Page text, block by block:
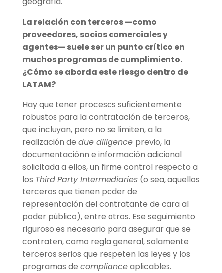
La relación con terceros —como
proveedores, socios comerciales y
agentes— suele ser un punto crítico en
muchos programas de cumplimiento.
¿Cómo se aborda este riesgo dentro de
LATAM?
Hay que tener procesos suficientemente
robustos para la contratación de terceros,
que incluyan, pero no se limiten, a la
realización de due diligence previo, la
documentaciónn e información adicional
solicitada a ellos, un firme control respecto a
los Third Party Intermediaries(o sea, aquellos
terceros que tienen poder de
representación del contratante de cara al
poder público), entre otros. Ese seguimiento
riguroso es necesario para asegurar que se
contraten, como regla general, solamente
terceros serios que respeten las leyes y los
programas de complianceaplicables.